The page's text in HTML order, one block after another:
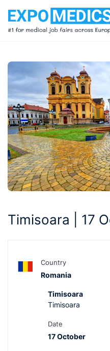
Timisoara | 17
Country
Romania
Timisoara
Timisoara
Date
17 October